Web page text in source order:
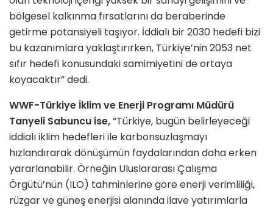
bölgesel kalkınma fırsatlarını da beraberinde
getirme potansiyeli taşıyor. İddialı bir 2030 hedefi bizi
bu kazanımlara yaklaştırırken, Türkiye’nin 2053 net
sıfır hedefi konusundaki samimiyetini de ortaya
koyacaktır” dedi.
WWF-Türkiye İklim ve Enerji Programı Müdürü
Tanyeli Sabuncu ise,“Türkiye, bugün belirleyeceği
iddialı iklim hedefleri ile karbonsuzlaşmayı
hızlandırarak dönüşümün faydalarından daha erken
yararlanabilir. Örneğin Uluslararası Çalışma
Örgütü’nün (ILO) tahminlerine göre enerji verimliliği,
rüzgar ve güneş enerjisi alanında ilave yatırımlarla